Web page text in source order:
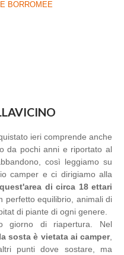
BORROMEE
ieri comprende anche
da pochi anni e riportato al
così leggiamo su
camper e ci dirigiamo alla
quest'area di circa 18 ettari
perfetto equilibrio, animali di
di piante di ogni genere.
giorno di riapertura. Nel
la sosta è vietata ai camper,
punti dove sostare, ma